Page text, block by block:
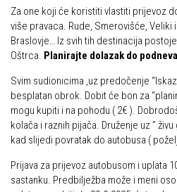
OSI Novosti
Izleti
Izvješća s izleta OSI
Visokogorci
Novosti SVP
Povijest SVP
Izvješća s izleta SVP
Speleolozi
Od vrha do vrha
4 godišnja doba na Oštrcu
Beži Jankec
Pohodi
Noćni pohod na Oštrc
Dragojlinom stazom na Okić
Putopisi
Za one koji će koristiti vlastiti prijevoz
više pravaca. Rude, Smerovišće, Veliki
Braslovje… Iz svih tih destinacija
Oštrca. Planirajte dolazak do
Svim sudionicima ,uz predočenje
besplatan obrok. Dobit će bon za
mogu kupiti i na pohodu ( 2€ ).
kolača i raznih pijača. Druženje uz ”
kad slijedi povratak do autobusa (
Prijava za prijevoz autobusom i uplata
sastanku. Predbilježba može i meni